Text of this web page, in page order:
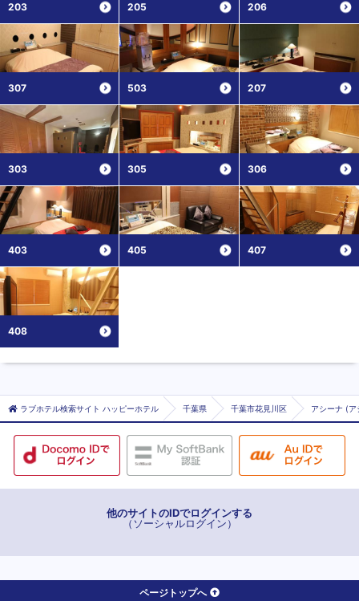
203 205 206
307 503 207
303 305 306
403 405 407
408
ラブホテル検索サイト ハッピーホテル 千葉県 千葉市花見川区 アシーナ (ア
他のサイトのIDでログインする
（ソーシャルログイン）
ページトップへ